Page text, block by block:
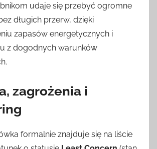
udaje się przebyć ogromne
długich przerw, dzięki
zapasów energetycznych i
z dogodnych warunków
zagrożenia i
formalnie znajduje się na liście